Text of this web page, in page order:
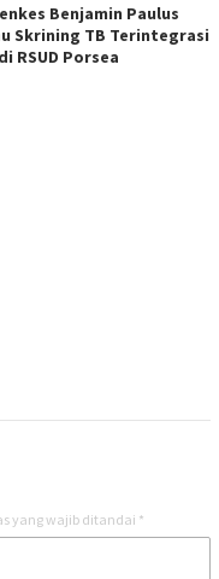
Benjamin Paulus
Skrining TB Terintegrasi
RSUD Porsea
yang wajib ditandai *